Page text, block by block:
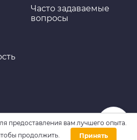
Часто задаваемые
вопросы
Каталог Войти
предоставления вам лучшего опыта.
продолжить.
Принять